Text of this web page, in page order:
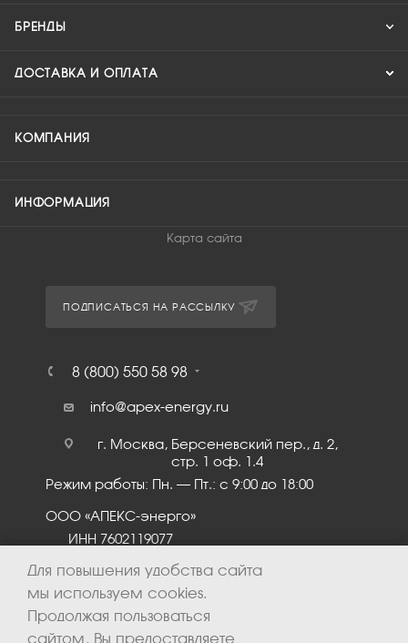
БРЕНДЫ
ДОСТАВКА И ОПЛАТА
КОМПАНИЯ
ИНФОРМАЦИЯ
Карта сайта
ПОДПИСАТЬСЯ НА РАССЫЛКУ
8 (800) 550 58 98
info@apex-energy.ru
г. Москва, Берсеневский пер., д. 2,
стр. 1 оф. 1.4
Режим работы: Пн. – Пт.: с 9:00 до 18:00
ООО «АПЕКС-энерго»
ИНН 7602119077
Для повышения удобства сайта
мы используем cookies.
Продолжая пользоваться
сайтом, Вы предоставляете